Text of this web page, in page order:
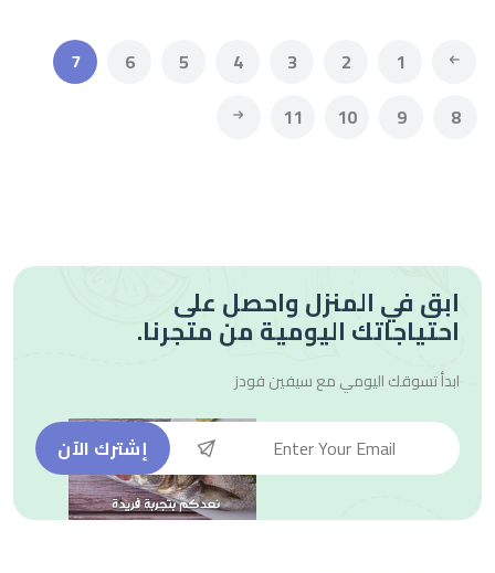
1
2
3
4
5
6
7
8
9
10
11
ابق في المنزل واحصل على
احتياجاتك اليومية من متجرنا.
ابدأ تسوقك اليومي معسيفين فودز
إشترك الآن